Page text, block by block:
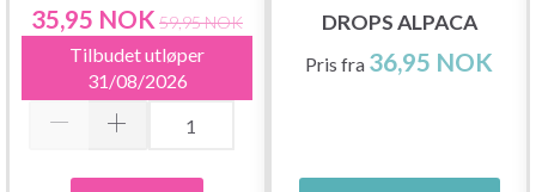
35,95 NOK 59,95 NOK
Tilbudet utløper
31/08/2026
DROPS ALPACA
Pris fra 36,95 NOK